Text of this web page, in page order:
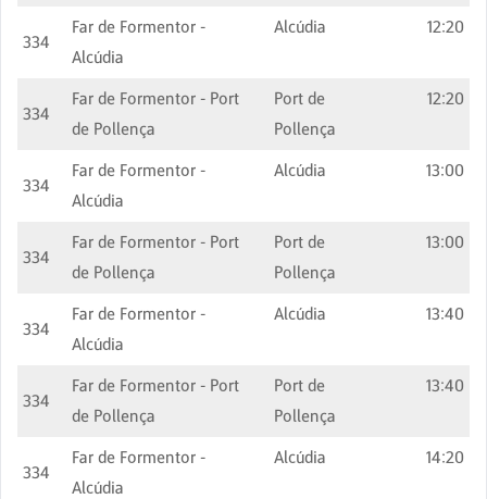
334
Far de Formentor -
Alcúdia
Alcúdia 12:20
334
Far de Formentor - Port
de Pollença
Port de
Pollença
12:20
334
Far de Formentor -
Alcúdia
Alcúdia 13:00
334
Far de Formentor - Port
de Pollença
Port de
Pollença
13:00
334
Far de Formentor -
Alcúdia
Alcúdia 13:40
334
Far de Formentor - Port
de Pollença
Port de
Pollença
13:40
334
Far de Formentor -
Alcúdia
Alcúdia 14:20